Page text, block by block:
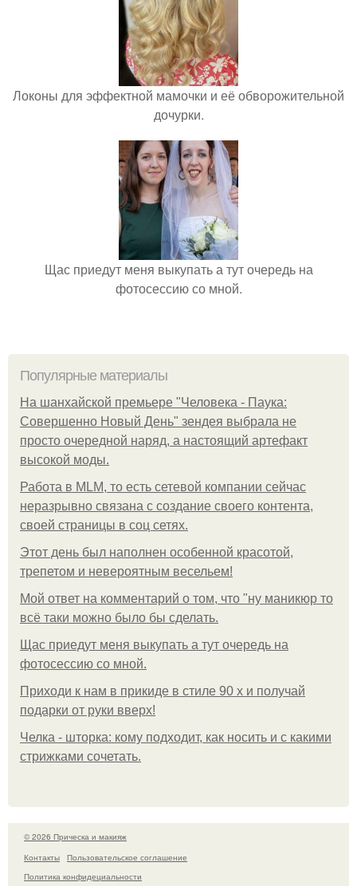
Локоны для эффектной мамочки и её обворожительной
дочурки.
Щас приедут меня выкупать а тут очередь на
фотосессию со мной.
Популярные материалы
На шанхайской премьере "Человека - Паука:
Совершенно Новый День" зендея выбрала не
просто очередной наряд, а настоящий артефакт
высокой моды.
Работа в MLM, то есть сетевой компании сейчас
неразрывно связана с создание своего контента,
своей страницы в соц сетях.
Этот день был наполнен особенной красотой,
трепетом и невероятным весельем!
Мой ответ на комментарий о том, что "ну маникюр то
всё таки можно было бы сделать.
Щас приедут меня выкупать а тут очередь на
фотосессию со мной.
Приходи к нам в прикиде в стиле 90 х и получай
подарки от руки вверх!
Челка - шторка: кому подходит, как носить и с какими
стрижками сочетать.
© 2026 Прическа и макияж
Контакты
Пользовательское соглашение
Политика конфидециальности